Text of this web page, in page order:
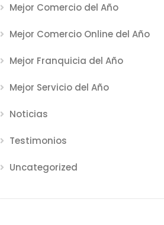
Mejor Comercio del Año
Mejor Comercio Online del Año
Mejor Franquicia del Año
Mejor Servicio del Año
Noticias
Testimonios
Uncategorized